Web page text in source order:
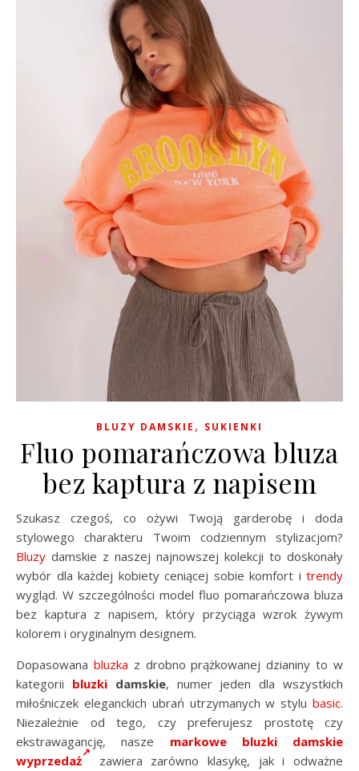
BLUZY DAMSKIE , SUKIENKI
Fluo pomarańczowa bluza
bez kaptura z napisem
Szukasz czegoś, co ożywi Twoją garderobę i doda
stylowego charakteru Twoim codziennym stylizacjom?
Bluzy damskie z naszej najnowszej kolekcji to doskonały
wybór dla każdej kobiety ceniącej sobie komfort i trendy
wygląd. W szczególności model fluo pomarańczowa bluza
bez kaptura z napisem, który przyciąga wzrok żywym
kolorem i oryginalnym designem.
Dopasowana bluzka z drobno prążkowanej dzianiny to w
kategorii bluzkidamskie, numer jeden dla wszystkich
miłośniczek eleganckich ubrań utrzymanych w stylu basic.
Niezależnie od tego, czy preferujesz prostotę czy
ekstrawagancję, nasze markowe bluzki damskie
wyprzedaż
zawiera zarówno klasykę, jak i odważne